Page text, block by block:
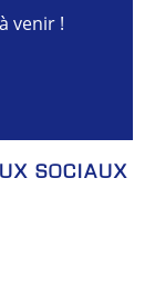
venir !
SOCIAUX